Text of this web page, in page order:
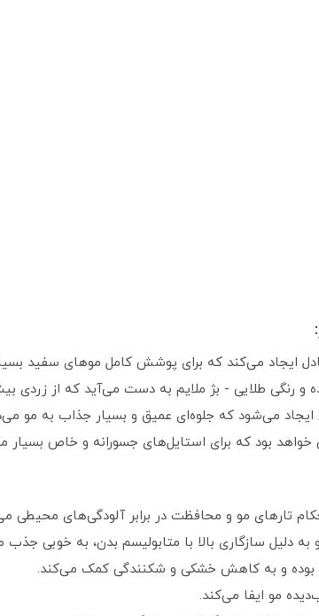
ایجاد می‌کند که برای پوشش کامل موهای سفید
و رنگی طلایی - بژ ملایم به دست می‌آید که از زردی
ایجاد می‌شود که جلوه‌ای عمیق و بسیار جذاب به مو
خواهد بود که برای استایل‌های جسورانه و خاص
سازگاری بالا با متابولیسم بدن، به خوبی
بوده و به کاهش خشکی و شکنندگی کمک می‌کند.
مو ایفا می‌کند.